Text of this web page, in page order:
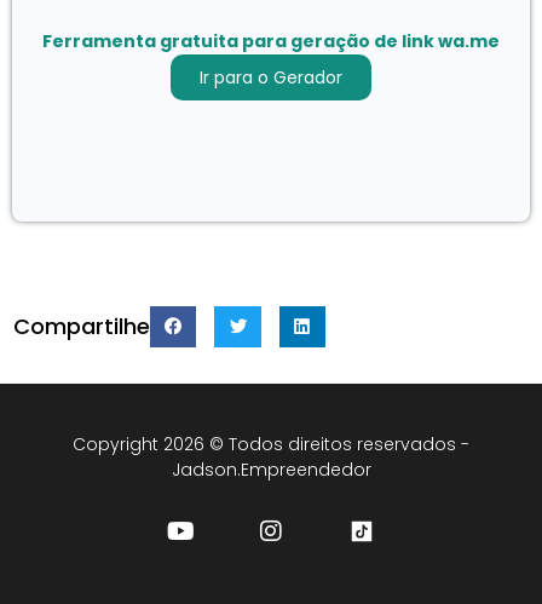
Ferramenta gratuita para geração de link wa.me
Ir para o Gerador
Compartilhe
Copyright 2026 © Todos direitos reservados -
Jadson.Empreendedor